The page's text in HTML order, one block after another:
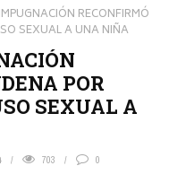
RECONFIRMÓ
SEXUAL A UNA NIÑA
POR
SEXUAL A
703 0